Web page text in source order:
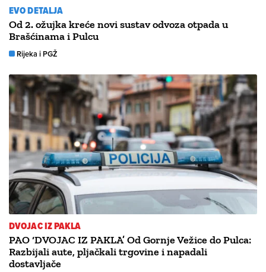
EVO DETALJA
Od 2. ožujka kreće novi sustav odvoza otpada u
Brašćinama i Pulcu
Rijeka i PGŽ
DVOJAC IZ PAKLA
PAO ‘DVOJAC IZ PAKLA’ Od Gornje Vežice do Pulca:
Razbijali aute, pljačkali trgovine i napadali
dostavljače